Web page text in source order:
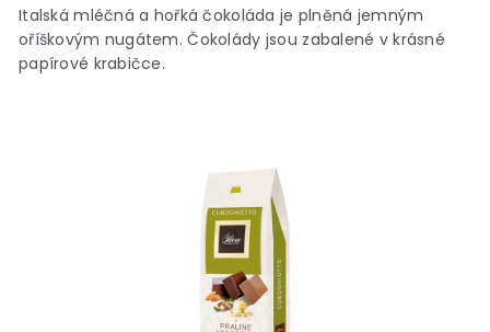
produktu
je
0,0
z
Italská mléčná a hořká čokoláda je plněná jemným
oříškovým nugátem. Čokolády jsou zabalené v krásné
papírové krabičce.